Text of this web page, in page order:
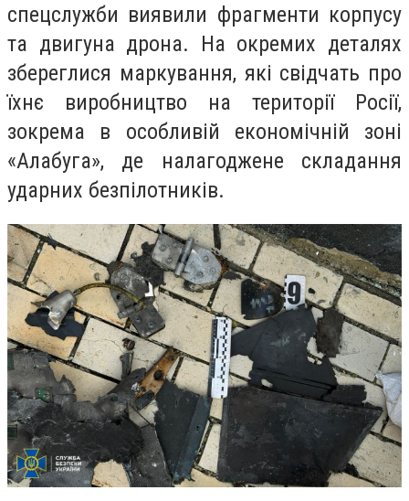
спецслужби виявили фрагменти корпусу
та двигуна дрона. На окремих деталях
збереглися маркування, які свідчать про
їхнє виробництво на території Росії,
зокрема в особливій економічній зоні
«Алабуга», де налагоджене складання
ударних безпілотників.